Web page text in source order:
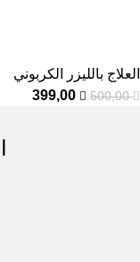
العلاج بالليزر الكربوني
500,00
399,00